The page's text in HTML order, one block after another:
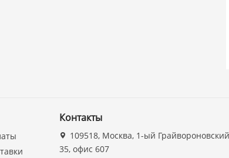
Контакты
109518, Москва, 1-ый
35, офис 607